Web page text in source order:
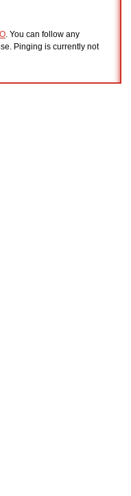
. You can follow any
Pinging is currently not